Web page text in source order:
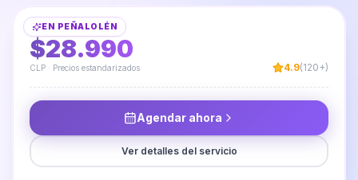
EN PEÑALOLÉN
DESDE
$28.990
CLP · Precios estandarizados 4.9(120+)
Agendar ahora
Ver detalles del servicio